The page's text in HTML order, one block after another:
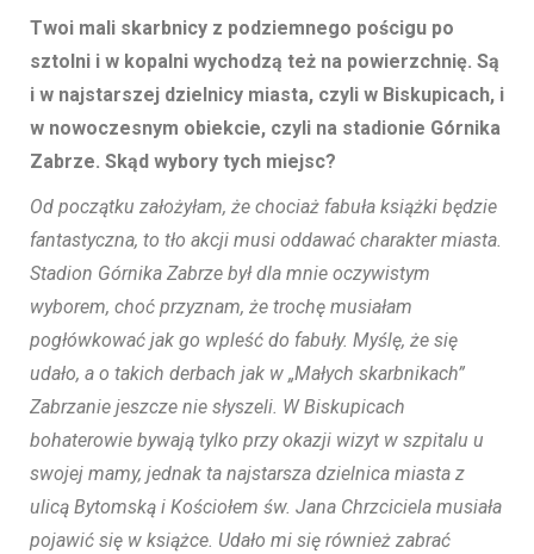
Twoi mali skarbnicy z podziemnego pościgu po
sztolni i w kopalni wychodzą też na powierzchnię. Są
i w najstarszej dzielnicy miasta, czyli w Biskupicach, i
w nowoczesnym obiekcie, czyli na stadionie Górnika
Zabrze. Skąd wybory tych miejsc?
Od początku założyłam, że chociaż fabuła książki będzie
fantastyczna, to tło akcji musi oddawać charakter miasta.
Stadion Górnika Zabrze był dla mnie oczywistym
wyborem, choć przyznam, że trochę musiałam
pogłówkować jak go wpleść do fabuły. Myślę, że się
udało, a o takich derbach jak w „Małych skarbnikach”
Zabrzanie jeszcze nie słyszeli. W Biskupicach
bohaterowie bywają tylko przy okazji wizyt w szpitalu u
swojej mamy, jednak ta najstarsza dzielnica miasta z
ulicą Bytomską i Kościołem św. Jana Chrzciciela musiała
pojawić się w książce. Udało mi się również zabrać